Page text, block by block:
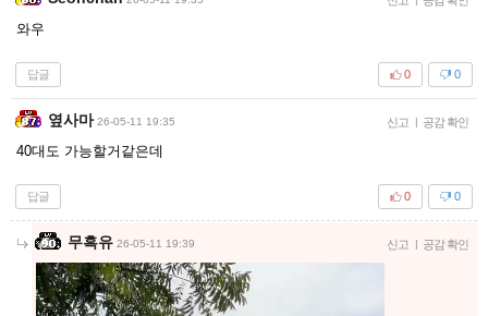
와우
답글 0
0
옆사마 26-05-11 19:35 신고 | 공감 확인
40대도 가능할거같은데
답글 0
0
무흑유 26-05-11 19:39 신고 | 공감 확인